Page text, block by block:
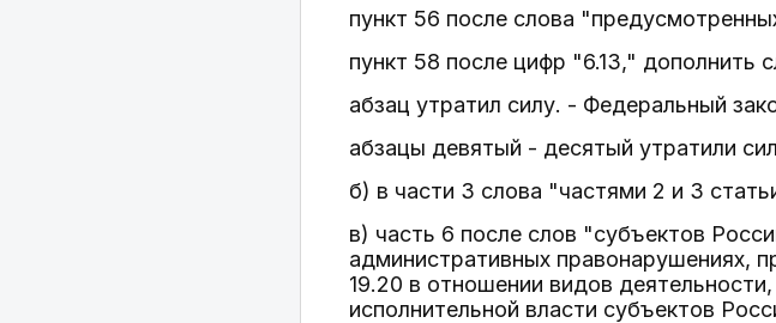
пункт 56 после слова
пункт 58 после цифр "6.13," дополнить
абзац утратил силу. - Федеральный
абзацы девятый - десятый утратили
б) в части 3 слова "частями 2 и 3
в) часть 6 после слов "субъектов
административных правонарушениях,
19.20 в отношении видов
исполнительной власти субъектов